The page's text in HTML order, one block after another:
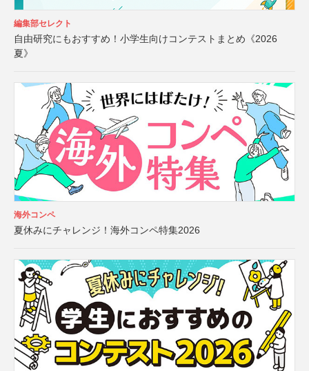
編集部セレクト
自由研究にもおすすめ！小学生向けコンテストまとめ《2026
夏》
海外コンペ
夏休みにチャレンジ！海外コンペ特集2026